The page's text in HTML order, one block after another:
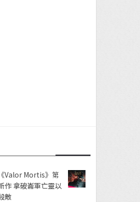
Valor Mortis》第
作 拿破崙軍亡靈以
敵